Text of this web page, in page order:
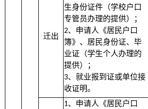
迁出
生身份证件（学校户口
专管员办理的提供）；
2、申请人《居民户口
簿》、居民身份证、毕
业证（学生个人办理的
提供）；
3、就业报到证或单位接
收证明。
1、申请人《居民户口